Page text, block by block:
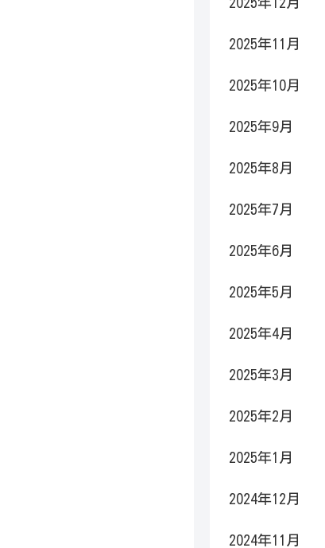
2025年11月
2025年10月
2025年9月
2025年8月
2025年7月
2025年6月
2025年5月
2025年4月
2025年3月
2025年2月
2025年1月
2024年12月
2024年11月